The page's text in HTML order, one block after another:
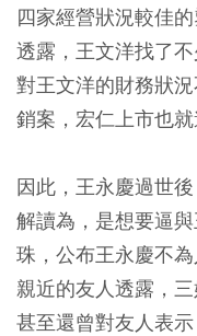
四家經營狀況較佳
透露，王文洋找了
對王文洋的財務狀
銷案，宏仁上市也就
因此，王永慶過世
解讀為，是想要逼
珠，公布王永慶不
親近的友人透露，
甚至還曾對友人表